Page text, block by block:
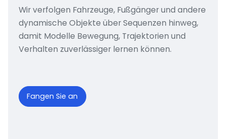
Wir verfolgen Fahrzeuge, Fußgänger und andere
dynamische Objekte über Sequenzen hinweg,
damit Modelle Bewegung, Trajektorien und
Verhalten zuverlässiger lernen können.
Fangen Sie an